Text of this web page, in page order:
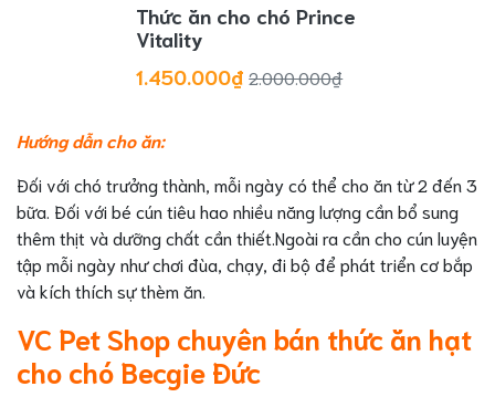
Thức ăn cho chó Prince
Vitality
1.450.000₫ 2.000.000₫
Hướng dẫn cho ăn:
Đối với chó trưởng thành, mỗi ngày có thể cho ăn từ 2 đến 3
bữa. Đối với bé cún tiêu hao nhiều năng lượng cần bổ sung
thêm thịt và dưỡng chất cần thiết.Ngoài ra cần cho cún luyện
tập mỗi ngày như chơi đùa, chạy, đi bộ để phát triển cơ bắp
và kích thích sự thèm ăn.
VC Pet Shop chuyên bán thức ăn hạt
cho chó Becgie Đức